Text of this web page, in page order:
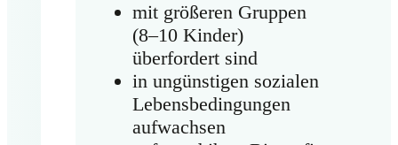
mit größeren Gruppen
(8–10 Kinder)
überfordert sind
in ungünstigen sozialen
Lebensbedingungen
aufwachsen